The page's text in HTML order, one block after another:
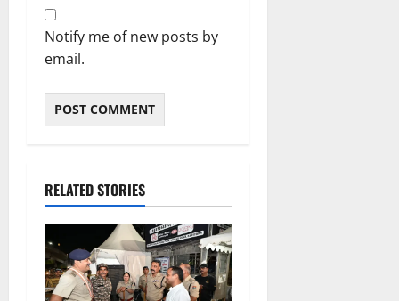
Notify me of new posts by
email.
RELATED STORIES